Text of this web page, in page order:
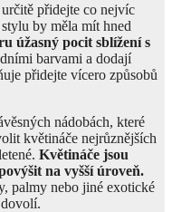
přidejte co nejvíc
by měla mít hned
úžasný pocit sblížení s
barvami a dodají
přidejte vícero způsobů
nádobách, které
květináče nejrůznějších
Květináče jsou
na vyšší úroveň.
palmy nebo jiné exotické